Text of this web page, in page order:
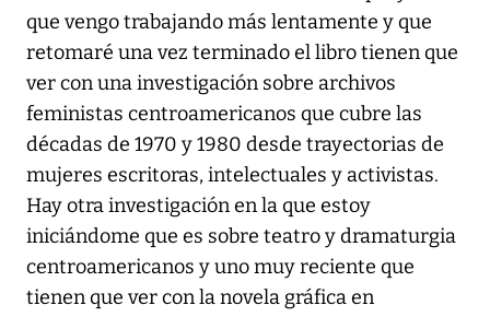
que vengo trabajando más lentamente y que
retomaré una vez terminado el libro tienen que
ver con una investigación sobre archivos
feministas centroamericanos que cubre las
décadas de 1970 y 1980 desde trayectorias de
mujeres escritoras, intelectuales y activistas.
Hay otra investigación en la que estoy
iniciándome que es sobre teatro y dramaturgia
centroamericanos y uno muy reciente que
tienen que ver con la novela gráfica en